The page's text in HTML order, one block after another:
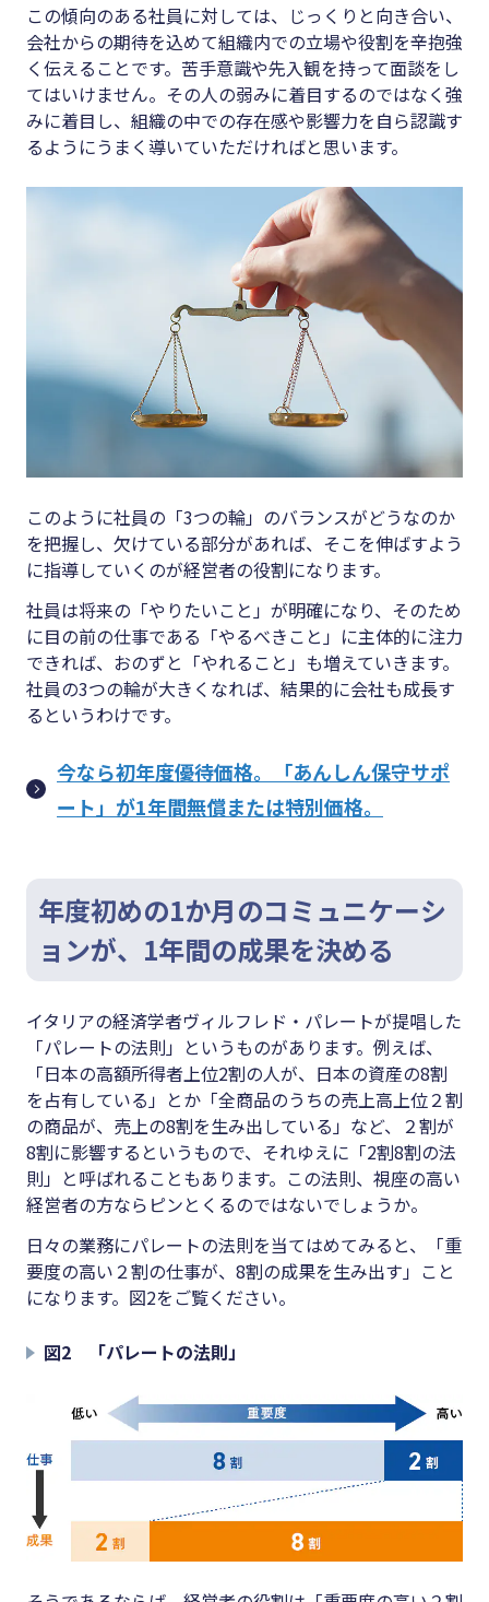
この傾向のある社員に対しては、じっくりと向き合い、
会社からの期待を込めて組織内での立場や役割を辛抱強
く伝えることです。苦手意識や先入観を持って面談をし
てはいけません。その人の弱みに着目するのではなく強
みに着目し、組織の中での存在感や影響力を自ら認識す
るようにうまく導いていただければと思います。
このように社員の「3つの輪」のバランスがどうなのか
を把握し、欠けている部分があれば、そこを伸ばすよう
に指導していくのが経営者の役割になります。
社員は将来の「やりたいこと」が明確になり、そのため
に目の前の仕事である「やるべきこと」に主体的に注力
できれば、おのずと「やれること」も増えていきます。
社員の3つの輪が大きくなれば、結果的に会社も成長す
るというわけです。
今なら初年度優待価格。「あんしん保守サポ
ート」が1年間無償または特別価格。
年度初めの1か月のコミュニケーシ
ョンが、1年間の成果を決める
イタリアの経済学者ヴィルフレド・パレートが提唱した
「パレートの法則」というものがあります。例えば、
「日本の高額所得者上位2割の人が、日本の資産の8割
を占有している」とか「全商品のうちの売上高上位２割
の商品が、売上の8割を生み出している」など、２割が
8割に影響するというもので、それゆえに「2割8割の法
則」と呼ばれることもあります。この法則、視座の高い
経営者の方ならピンとくるのではないでしょうか。
日々の業務にパレートの法則を当てはめてみると、「重
要度の高い２割の仕事が、8割の成果を生み出す」こと
になります。図2をご覧ください。
図2 「パレートの法則」